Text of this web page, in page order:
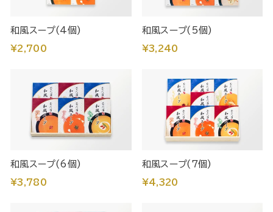
和風スープ(4個)
¥2,700
和風スープ(5個)
¥3,240
和風スープ(6個)
¥3,780
和風スープ(7個)
¥4,320